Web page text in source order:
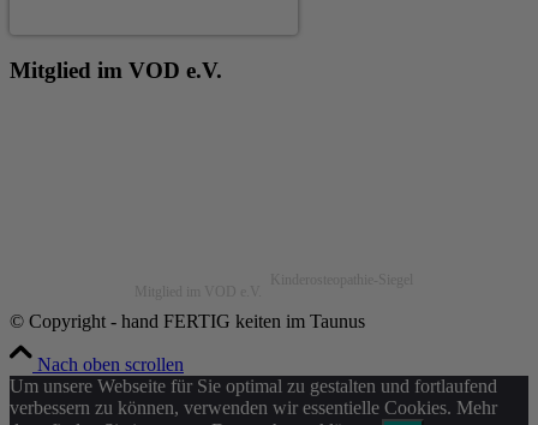
Mitglied im VOD e.V.
© Copyright - hand FERTIG keiten im Taunus
Nach oben scrollen
Um unsere Webseite für Sie optimal zu gestalten und fortlaufend
verbessern zu können, verwenden wir essentielle Cookies. Mehr